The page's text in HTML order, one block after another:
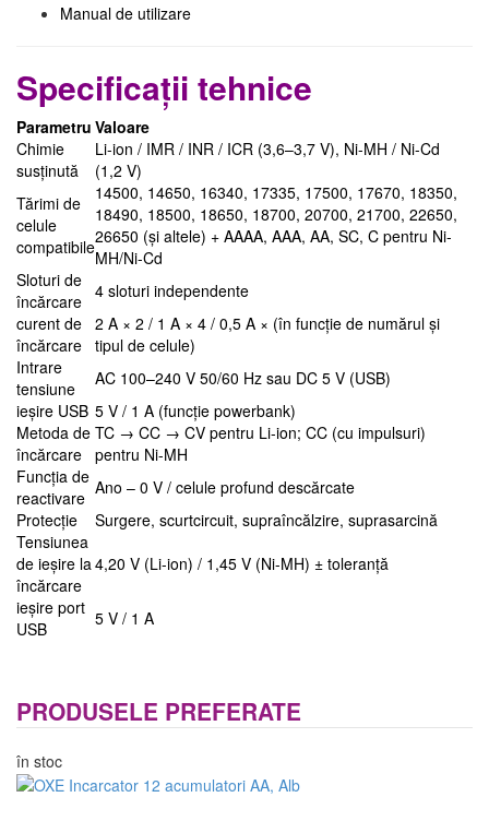
Manual de utilizare
Specificații tehnice
Parametru Valoare
Chimie
susținută
Li-ion / IMR / INR / ICR (3,6–3,7 V), Ni-MH / Ni-Cd
(1,2 V)
Tărimi de
celule
compatibile
14500, 14650, 16340, 17335, 17500, 17670, 18350,
18490, 18500, 18650, 18700, 20700, 21700, 22650,
26650 (și altele) + AAAA, AAA, AA, SC, C pentru Ni-
MH/Ni-Cd
Sloturi de
încărcare 4 sloturi independente
curent de
încărcare
2 A × 2 / 1 A × 4 / 0,5 A × (în funcție de numărul și
tipul de celule)
Intrare
tensiune
AC 100–240 V 50/60 Hz sau DC 5 V (USB)
ieșire USB 5 V / 1 A (funcție powerbank)
Metoda de
încărcare
TC → CC → CV pentru Li-ion; CC (cu impulsuri)
pentru Ni-MH
Funcția de
reactivare Ano – 0 V / celule profund descărcate
Protecție
Surgere, scurtcircuit, supraîncălzire, suprasarcină
Tensiunea
de ieșire la
încărcare
4,20 V (Li-ion) / 1,45 V (Ni-MH) ± toleranță
ieșire port
USB
5 V / 1 A
PRODUSELE PREFERATE
în stoc